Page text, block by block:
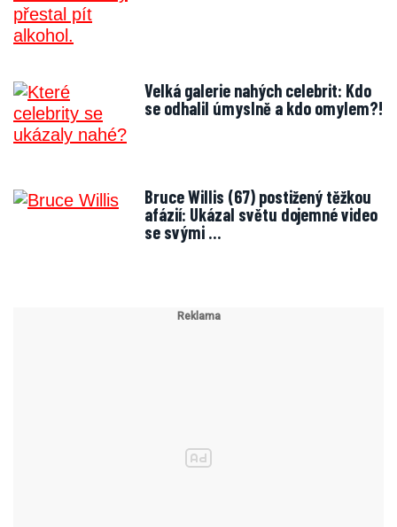
Velká galerie nahých celebrit: Kdo
se odhalil úmyslně a kdo omylem?!
Bruce Willis (67) postižený těžkou
afázií: Ukázal světu dojemné video
se svými …